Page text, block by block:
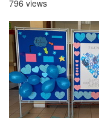
796 views